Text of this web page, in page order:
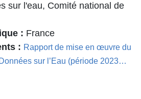
sur l'eau, Comité national de
France
Rapport de mise en œuvre du
sur l’Eau (période 2023…